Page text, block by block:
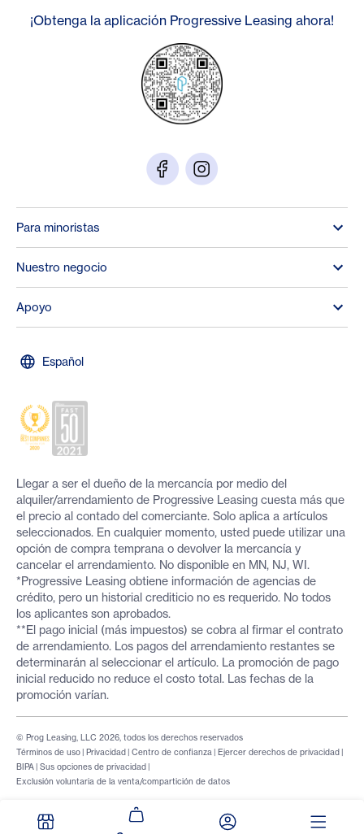
¡Obtenga la aplicación Progressive Leasing ahora!
Para minoristas
Nuestro negocio
Apoyo
Español
Llegar a ser el dueño de la mercancía por medio del
alquiler/arrendamiento de Progressive Leasing cuesta más que
el precio al contado del comerciante. Solo aplica a artículos
seleccionados. En cualquier momento, usted puede utilizar una
opción de compra temprana o devolver la mercancía y
cancelar el arrendamiento. No disponible en MN, NJ, WI.
*Progressive Leasing obtiene información de agencias de
crédito, pero un historial crediticio no es requerido. No todos
los aplicantes son aprobados.
**El pago inicial (más impuestos) se cobra al firmar el contrato
de arrendamiento. Los pagos del arrendamiento restantes se
determinarán al seleccionar el artículo. La promoción de pago
inicial reducido no reduce el costo total. Las fechas de la
promoción varían.
Términos de uso | Privacidad | Centro de confianza | Ejercer derechos de privacidad |
BIPA | Sus opciones de privacidad |
Exclusión voluntaria de la venta/compartición de datos
© Prog Leasing, LLC 2026, todos los derechos reservados